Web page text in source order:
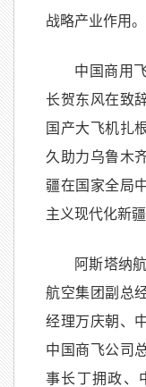
战略产业作用。
中国商用
长贺东风在致
国产大飞机扎
久助力乌鲁木
疆在国家全局
主义现代化新
阿斯塔纳
航空集团副总
经理万庆朝、
中国商飞公司
事长丁拥政、